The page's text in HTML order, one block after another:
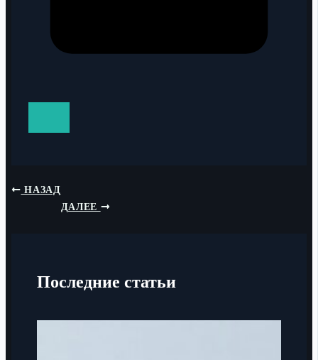
НАЗАД
ДАЛЕЕ
Последние статьи